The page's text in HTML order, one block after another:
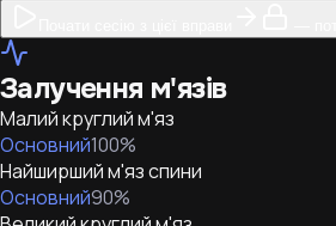
Залучення м'язів
Малий круглий м'яз
Основний100%
Найширший м'яз спини
Основний90%